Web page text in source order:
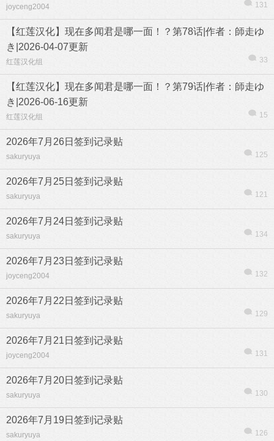
joyceng2004 131
【红莲汉化】现在多闻君是哪一面！？第78话|作者：師走ゆ
き|2026-04-07更新
红莲汉化组 33
【红莲汉化】现在多闻君是哪一面！？第79话|作者：師走ゆ
き|2026-06-16更新
红莲汉化组 15
2026年7月26日签到记录贴
sakuryuya 125
2026年7月25日签到记录贴
sakuryuya 121
2026年7月24日签到记录贴
sakuryuya 134
2026年7月23日签到记录贴
joyceng2004 132
2026年7月22日签到记录贴
sakuryuya 129
2026年7月21日签到记录贴
joyceng2004 131
2026年7月20日签到记录贴
sakuryuya 130
2026年7月19日签到记录贴
sakuryuya 126